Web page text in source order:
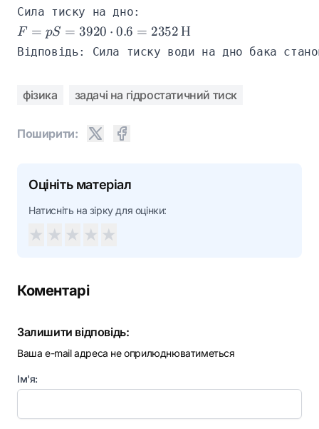
Сила тиску на дно:
F = p S = 3920 \cdot 0.6 = 2352 \, \text{Н}
F = pS = 3920 ⋅ 0.6 = 2352Н
Відповідь: Сила тиску води на дно бака
фізика задачі на гідростатичний тиск
Поширити:
Оцініть матеріал
Натисніть на зірку для оцінки:
★ ★ ★ ★ ★
Коментарі
Залишити відповідь:
Ваша e-mail адреса не оприлюднюватиметься
Ім'я: